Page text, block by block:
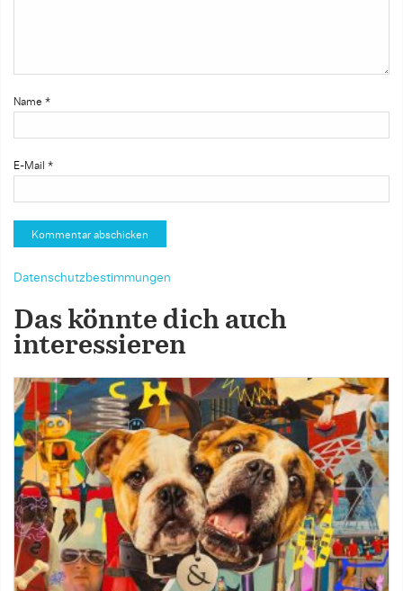
Name *
E-Mail *
Datenschutzbestimmungen
Das könnte dich auch
interessieren